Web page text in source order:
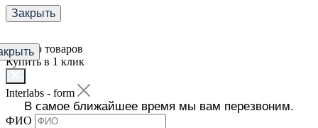
Закрыть
Фильтр товаров
Купить в 1 клик
Interlabs - form
В самое ближайшее время мы вам перезвоним.
ФИО